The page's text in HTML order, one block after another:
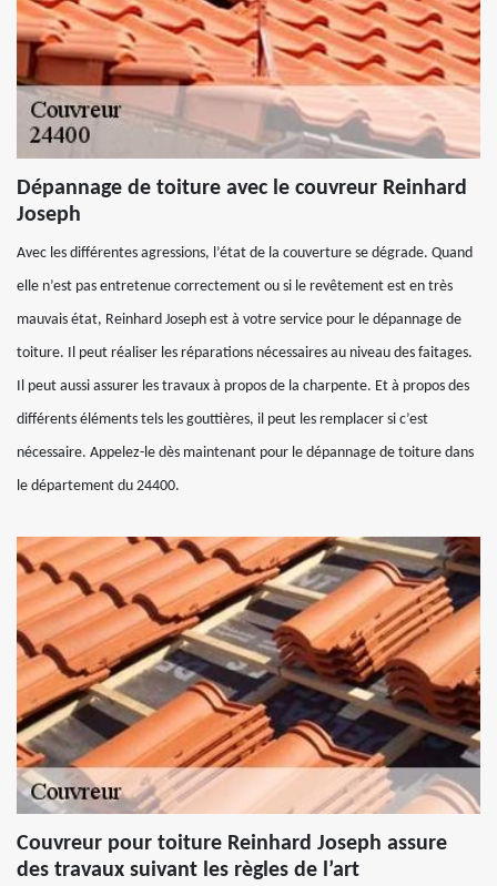
Dépannage de toiture avec le couvreur Reinhard
Joseph
Avec les différentes agressions, l’état de la couverture se dégrade. Quand
elle n’est pas entretenue correctement ou si le revêtement est en très
mauvais état, Reinhard Joseph est à votre service pour le dépannage de
toiture. Il peut réaliser les réparations nécessaires au niveau des faitages.
Il peut aussi assurer les travaux à propos de la charpente. Et à propos des
différents éléments tels les gouttières, il peut les remplacer si c’est
nécessaire. Appelez-le dès maintenant pour le dépannage de toiture dans
le département du 24400.
Couvreur pour toiture Reinhard Joseph assure
des travaux suivant les règles de l’art